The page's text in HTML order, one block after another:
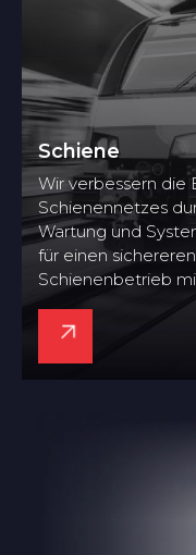
Schiene
Wir verbessern die
Schienennetzes
Wartung und
für einen
Schienenbetrieb